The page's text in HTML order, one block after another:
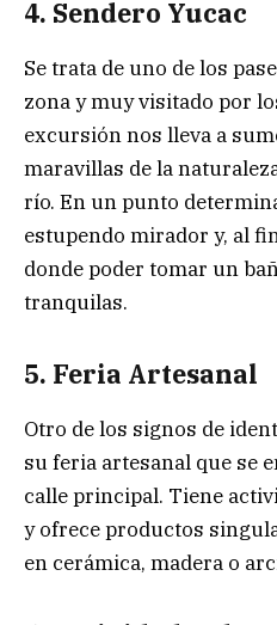
4. Sendero Yucac
Se trata de uno de los
zona y muy visitado por
excursión nos lleva a
maravillas de la
río. En un punto
estupendo mirador y, al
donde poder tomar un
tranquilas.
5. Feria Artesanal
Otro de los signos de
su feria artesanal que se
calle principal. Tiene
y ofrece productos
en cerámica, madera o